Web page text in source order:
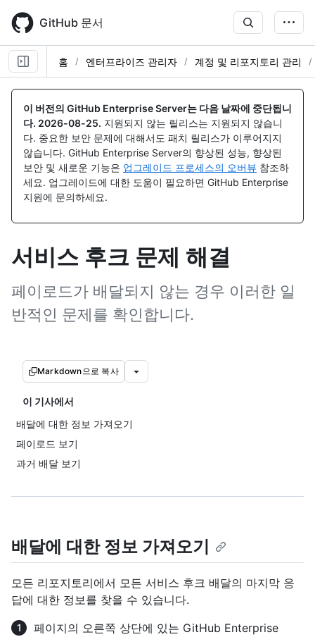
main
content
GitHub 문서
홈 엔터프라이즈 관리자 계정 및 리포지토리 관리
이 버전의 GitHub Enterprise Server는 다음 날짜에 중단됩니
다. 2026-08-25. 지원되지 않는 릴리스는 지원되지 않습니
다. 중요한 보안 문제에 대해서도 패치 릴리스가 이루어지지
않습니다. GitHub Enterprise Server의 향상된 성능, 향상된
보안 및 새로운 기능은 업그레이드 프로세스의 오버뷰 참조하
세요. 업그레이드에 대한 도움이 필요하면 GitHub Enterprise
지원에 문의하세요.
서비스 후크 문제 해결
페이로드가 배달되지 않는 경우 이러한 일
반적인 문제를 확인합니다.
Markdown으로 복사
이 기사에서
배달에 대한 정보 가져오기
페이로드 보기
과거 배달 보기
배달에 대한 정보 가져오기
모든 리포지토리에서 모든 서비스 후크 배달의 마지막 응
답에 대한 정보를 찾을 수 있습니다.
페이지의 오른쪽 상단에 있는 GitHub Enterprise